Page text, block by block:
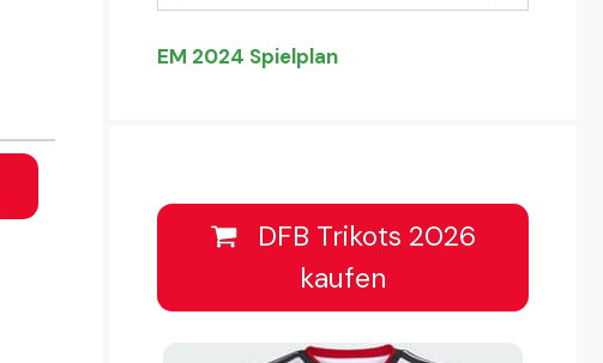
EM 2024 Spielplan
DFB Trikots 2026
kaufen